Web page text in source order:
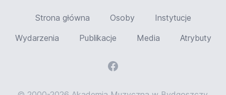
Strona główna Osoby
Instytucje
Wydarzenia
Publikacje Media Atrybuty